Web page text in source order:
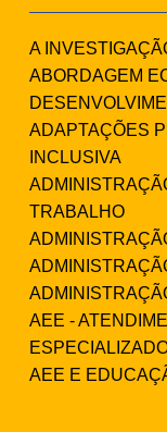
A
ABORDAGEM
ADAPTAÇÕES
INCLUSIVA
TRABALHO
AEE -
AEE E